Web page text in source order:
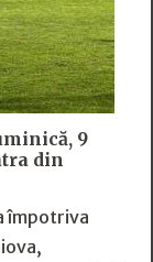
9
din
împotriva